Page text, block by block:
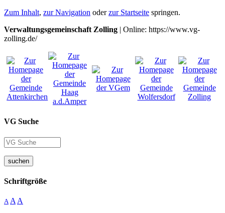
Zum Inhalt, zur Navigation oderzur Startseite springen.
Verwaltungsgemeinschaft Zolling | Online: https://www.vg-
zolling.de/
VG Suche
suchen
Schriftgröße
A A A